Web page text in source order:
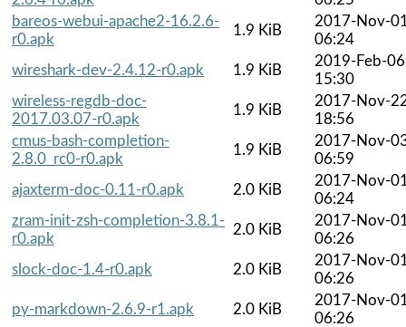
bareos-webui-apache2-16.2.6-
r0.apk
1.9 KiB
2017-Nov-
06:24
wireshark-dev-2.4.12-r0.apk
1.9 KiB
2019-Feb-06
15:30
wireless-regdb-doc-
2017.03.07-r0.apk
1.9 KiB
2017-Nov-
18:56
cmus-bash-completion-
2.8.0_rc0-r0.apk
1.9 KiB
2017-Nov-
06:59
ajaxterm-doc-0.11-r0.apk
2.0 KiB
2017-Nov-
06:24
zram-init-zsh-completion-3.8.1-
r0.apk
2.0 KiB
2017-Nov-
06:26
slock-doc-1.4-r0.apk
2.0 KiB
2017-Nov-
06:26
py-markdown-2.6.9-r1.apk
2.0 KiB
2017-Nov-
06:26